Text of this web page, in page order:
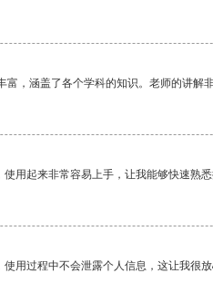
富，涵盖了各个学科的知识。老师的讲解
用起来非常容易上手，让我能够快速熟
用过程中不会泄露个人信息，这让我很